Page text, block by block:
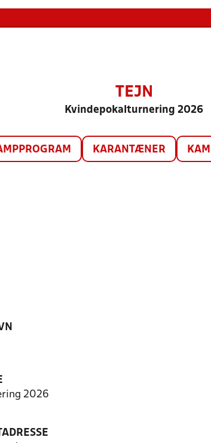
TEJN
Kvindepokalturnering 2026
KARANTÆNER
2026